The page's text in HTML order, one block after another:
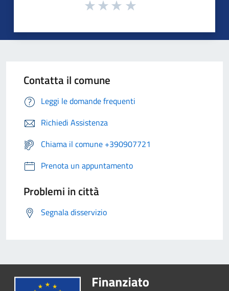
Contatta il comune
Leggi le domande frequenti
Richiedi Assistenza
Chiama il comune +390907721
Prenota un appuntamento
Problemi in città
Segnala disservizio